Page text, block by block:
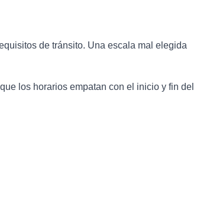
de tránsito. Una escala mal elegida
los horarios empatan con el inicio y fin del